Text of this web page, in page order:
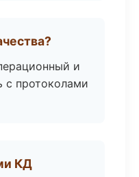
и
с протоколами
КД